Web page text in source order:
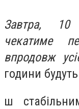
Завтра, 10
чекатиме
впродовж
години
ш